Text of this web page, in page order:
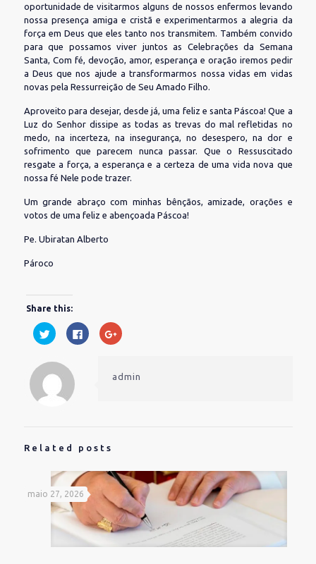
oportunidade de visitarmos alguns de nossos enfermos levando
nossa presença amiga e cristã e experimentarmos a alegria da
força em Deus que eles tanto nos transmitem. Também convido
para que possamos viver juntos as Celebrações da Semana
Santa, Com fé, devoção, amor, esperança e oração iremos pedir
a Deus que nos ajude a transformarmos nossa vidas em vidas
novas pela Ressurreição de Seu Amado Filho.
Aproveito para desejar, desde já, uma feliz e santa Páscoa! Que a
Luz do Senhor dissipe as todas as trevas do mal refletidas no
medo, na incerteza, na insegurança, no desespero, na dor e
sofrimento que parecem nunca passar. Que o Ressuscitado
resgate a força, a esperança e a certeza de uma vida nova que
nossa fé Nele pode trazer.
Um grande abraço com minhas bênçãos, amizade, orações e
votos de uma feliz e abençoada Páscoa!
Pe. Ubiratan Alberto
Pároco
Share this:
Clique
para
compartilhar
Twitter(abre
em
nova
janela)
Clique
para
compartilhar
Compartilhe
no
nova
janela)
admin
Related posts
maio 27, 2026